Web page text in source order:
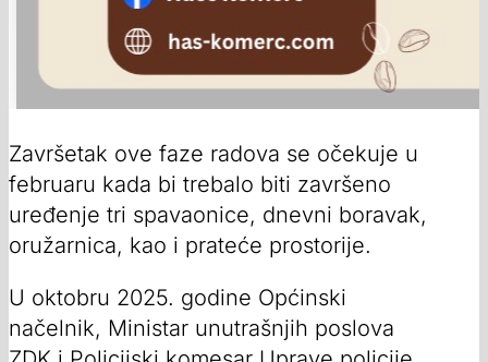
Završetak ove faze radova se očekuje u
februaru kada bi trebalo biti završeno
uređenje tri spavaonice, dnevni boravak,
oružarnica, kao i prateće prostorije.
U oktobru 2025. godine Općinski
načelnik, Ministar unutrašnjih poslova